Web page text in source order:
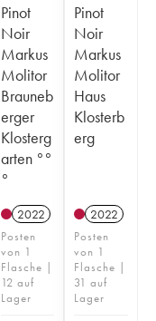
Pinot
Noir
Markus
Molitor
Brauneb
erger
Klosterg
arten °°
°
2022
Posten
von 1
Flasche |
12 auf
Lager
Pinot
Noir
Markus
Molitor
Haus
Klosterb
erg
2022
Posten
von 1
Flasche |
31 auf
Lager